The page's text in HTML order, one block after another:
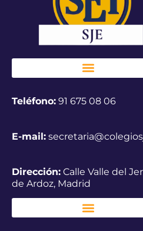
Teléfono: 91 675 08 06
E-mail:
Dirección: Calle Valle del
de Ardoz, Madrid